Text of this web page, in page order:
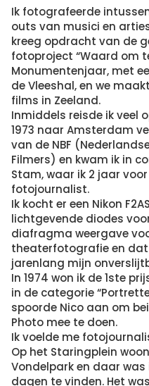
Ik fotografeerde
outs van musici en
kreeg opdracht van de
fotoproject “Waard om
Monumentenjaar, met
de Vleeshal, en we
films in Zeeland.
Inmiddels reisde ik veel
1973 naar Amsterdam
van de NBF
Filmers) en kwam ik in
Stam, waar ik 2 jaar
fotojournalist.
Ik kocht er een Nikon
lichtgevende diodes
diafragma weergave
theaterfotografie en dat
jarenlang mijn
In 1974 won ik de 1ste
in de categorie
spoorde Nico aan om
Photo mee te doen.
Ik voelde me
Op het Staringplein
Vondelpark en daar was
dagen te vinden. Het